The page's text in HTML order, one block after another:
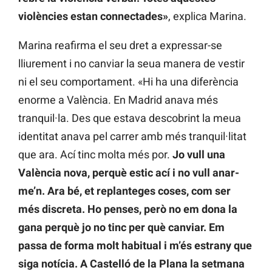
violències estan connectades», explica Marina.
Marina reafirma el seu dret a expressar-se
lliurement i no canviar la seua manera de vestir
ni el seu comportament. «Hi ha una diferència
enorme a València. En Madrid anava més
tranquil·la. Des que estava descobrint la meua
identitat anava pel carrer amb més tranquil·litat
que ara. Ací tinc molta més por. Jo vull una
València nova, perquè estic ací i no vull anar-
me’n. Ara bé, et replanteges coses, com ser
més discreta. Ho penses, però no em dona la
gana perquè jo no tinc per què canviar. Em
passa de forma molt habitual i m’és estrany que
siga notícia. A Castelló de la Plana la setmana